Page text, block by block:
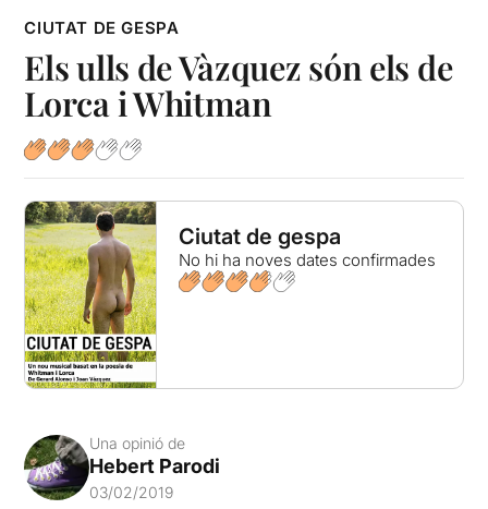
CIUTAT DE GESPA
Els ulls de Vàzquez són els de
Lorca i Whitman
Ciutat de gespa
No hi ha noves dates confirmades
Una opinió de
Hebert Parodi
03/02/2019